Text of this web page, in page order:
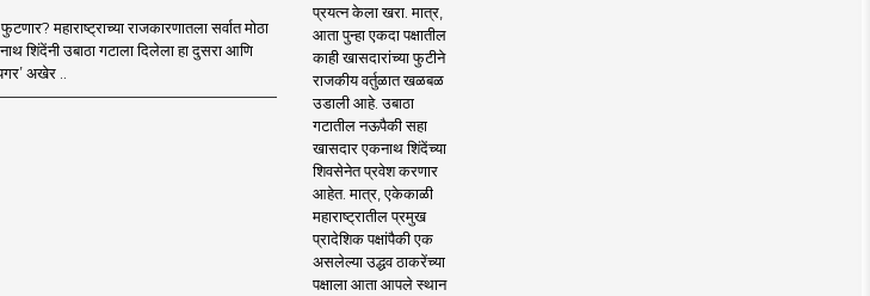
महाराष्ट्राच्या राजकारणातला सर्वात मोठा
शिंदेंनी उबाठा गटाला दिलेला हा दुसरा आणि
अखेर ..
प्रयत्न केला खरा. मात्र,
आता पुन्हा एकदा पक्षातील
काही खासदारांच्या फुटीने
राजकीय वर्तुळात खळबळ
उडाली आहे. उबाठा
गटातील नऊपैकी सहा
खासदार एकनाथ शिंदेंच्या
शिवसेनेत प्रवेश करणार
आहेत. मात्र, एकेकाळी
महाराष्ट्रातील प्रमुख
प्रादेशिक पक्षांपैकी एक
असलेल्या उद्धव ठाकरेंच्या
पक्षाला आता आपले स्थान